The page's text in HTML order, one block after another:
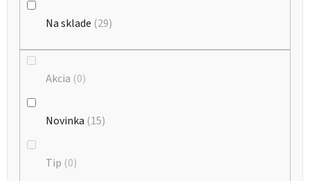
Na sklade 29
Akcia 0
Novinka 15
Tip 0